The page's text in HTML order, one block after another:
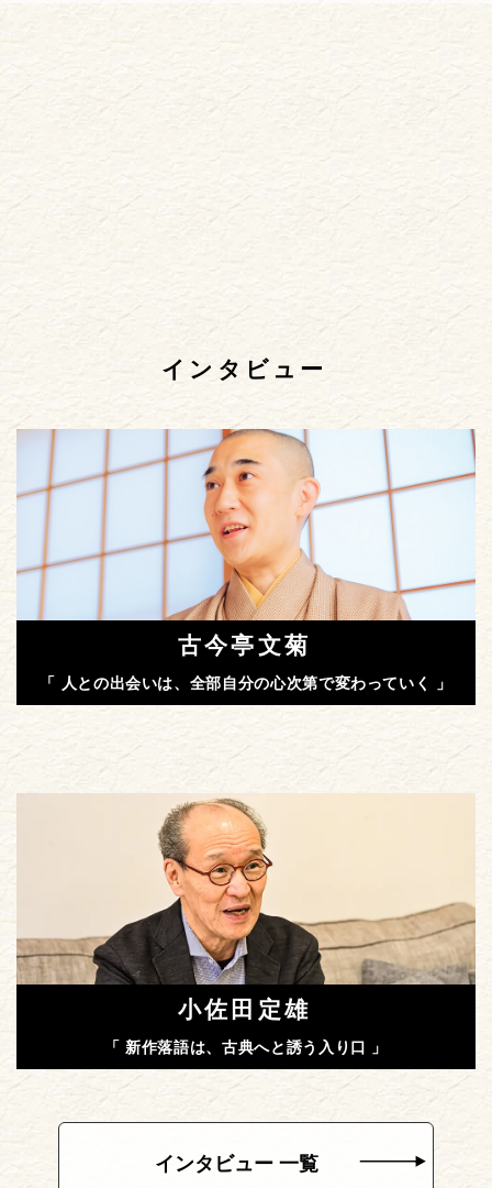
インタビュー
古今亭文菊
「 人との出会いは、全部自分の心次第で変わっていく 」
小佐田定雄
「 新作落語は、古典へと誘う入り口 」
インタビュー 一覧